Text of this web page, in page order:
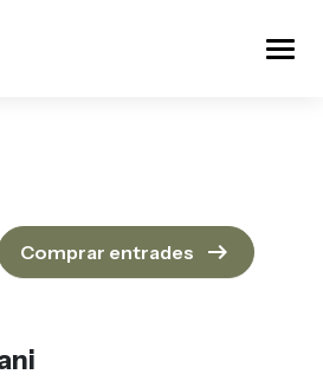
Comprar entrades arrow_right_alt